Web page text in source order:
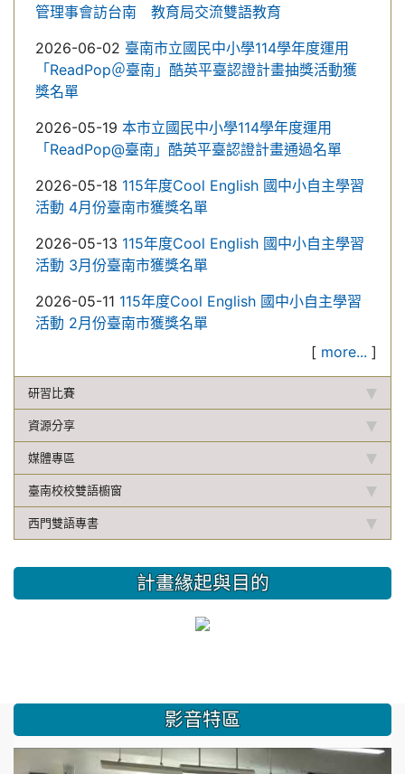
管理事會訪台南 教育局交流雙語教育
2026-06-02 臺南市立國民中小學114學年度運用
「ReadPop＠臺南」酷英平臺認證計畫抽獎活動獲
獎名單
2026-05-19 本市立國民中小學114學年度運用
「ReadPop@臺南」酷英平臺認證計畫通過名單
2026-05-18 115年度Cool English 國中小自主學習
活動 4月份臺南市獲獎名單
2026-05-13 115年度Cool English 國中小自主學習
活動 3月份臺南市獲獎名單
2026-05-11 115年度Cool English 國中小自主學習
活動 2月份臺南市獲獎名單
[ more... ]
研習比賽
資源分享
媒體專區
臺南校校雙語櫥窗
西門雙語專書
計畫緣起與目的
影音特區